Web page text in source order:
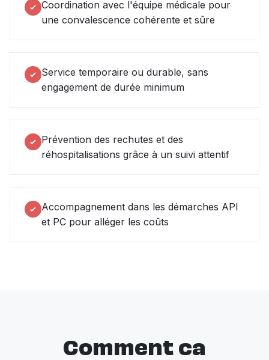
Coordination avec l'équipe médicale pour
une convalescence cohérente et sûre
Service temporaire ou durable, sans
engagement de durée minimum
Prévention des rechutes et des
réhospitalisations grâce à un suivi attentif
Accompagnement dans les démarches API
et PC pour alléger les coûts
Comment ca